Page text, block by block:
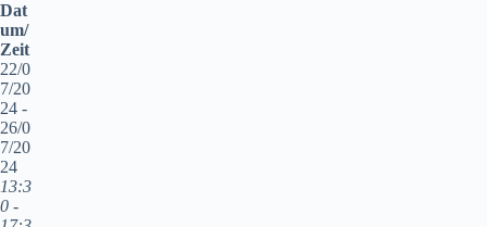
Dat
um/
Zeit
22/0
7/20
24 -
26/0
7/20
24
13:3
0 -